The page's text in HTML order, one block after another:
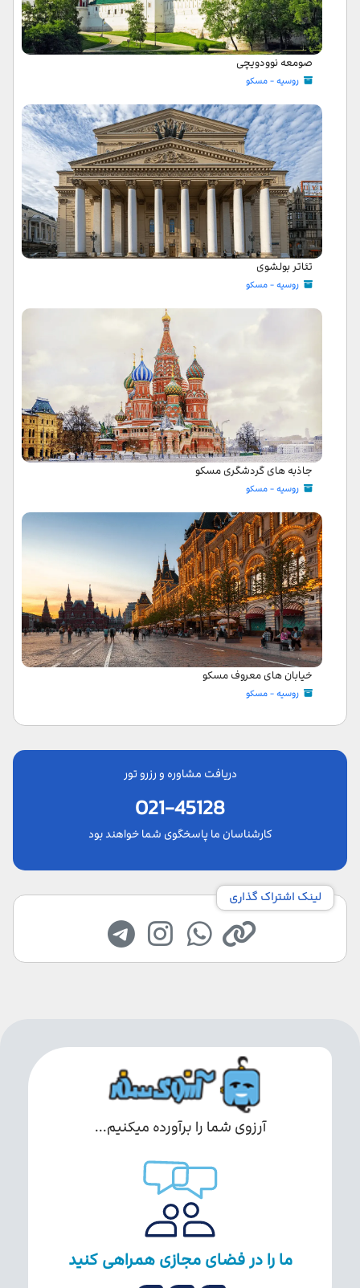
صومعه نوودویچی
روسیه - مسکو
تئاتر بولشوی
روسیه - مسکو
جاذبه های گردشگری مسکو
روسیه - مسکو
خیابان های معروف مسکو
روسیه - مسکو
دریافت مشاوره و رزرو تور
021-45128
کارشناسان ما پاسخگوی شما خواهند بود
لینک اشتراک گذاری
آرزوی شما را برآورده میکنیم...
ما را در فضای مجازی همراهی کنید